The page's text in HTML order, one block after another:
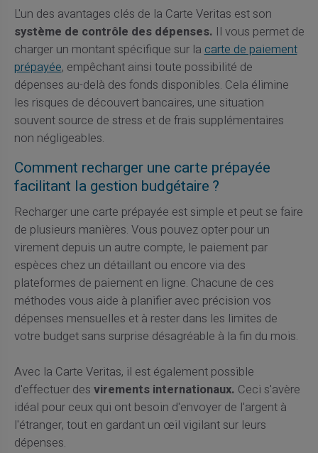
L'un des avantages clés de la Carte Veritas est son
système de contrôle des dépenses. Il vous permet de
charger un montant spécifique sur la carte de paiement
prépayée, empêchant ainsi toute possibilité de
dépenses au-delà des fonds disponibles. Cela élimine
les risques de découvert bancaires, une situation
souvent source de stress et de frais supplémentaires
non négligeables.
Comment recharger une carte prépayée
facilitant la gestion budgétaire ?
Recharger une carte prépayée est simple et peut se faire
de plusieurs manières. Vous pouvez opter pour un
virement depuis un autre compte, le paiement par
espèces chez un détaillant ou encore via des
plateformes de paiement en ligne. Chacune de ces
méthodes vous aide à planifier avec précision vos
dépenses mensuelles et à rester dans les limites de
votre budget sans surprise désagréable à la fin du mois.
Avec la Carte Veritas, il est également possible
d'effectuer des virements internationaux. Ceci s'avère
idéal pour ceux qui ont besoin d'envoyer de l'argent à
l'étranger, tout en gardant un œil vigilant sur leurs
dépenses.